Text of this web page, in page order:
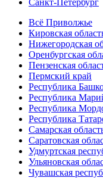
Санкт-Петербург
Всё Приволжье
Кировская
Нижегородская
Оренбургская
Пензенская
Пермский край
Республика
Республика
Республика
Республика
Самарская
Саратовская
Удмуртская
Ульяновская
Чувашская